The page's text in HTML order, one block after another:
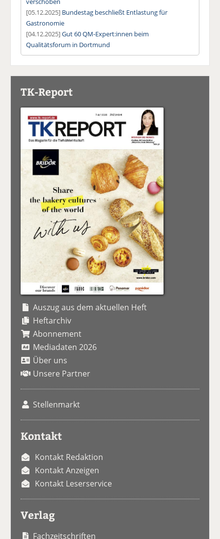
[05.12.2025] Bundestag beschließt Entlastung für
Gastronomie
[04.12.2025]Gut 60 QM-Expert:innen beim
Qualitätsforum in Dortmund
TK-Report
Auszug aus dem aktuellen Heft
Heftarchiv
Abonnement
Mediadaten 2026
Über uns
Unsere Partner
Stellenmarkt
Kontakt
Kontakt Redaktion
Kontakt Anzeigen
Kontakt Leserservice
Verlag
Fachzeitschriften